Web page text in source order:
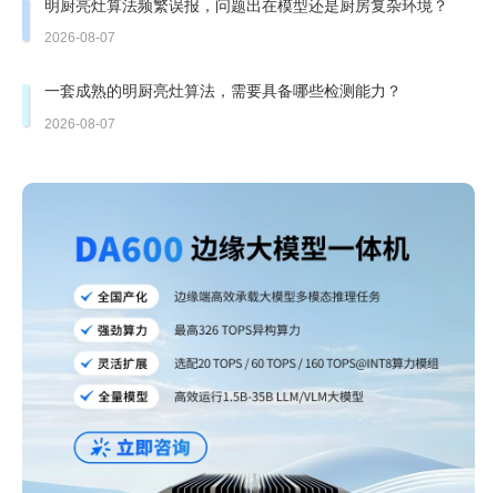
明厨亮灶算法频繁误报，问题出在模型还是厨房复杂环境？
2026-08-07
一套成熟的明厨亮灶算法，需要具备哪些检测能力？
2026-08-07